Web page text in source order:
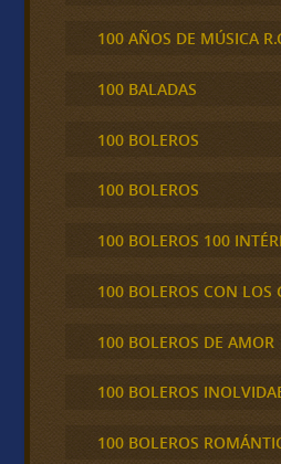
100 AÑOS DE MÚSICA
100 BALADAS
100 BOLEROS
100 BOLEROS
100 BOLEROS 100
100 BOLEROS CON LOS
100 BOLEROS DE AMOR
100 BOLEROS
100 BOLEROS